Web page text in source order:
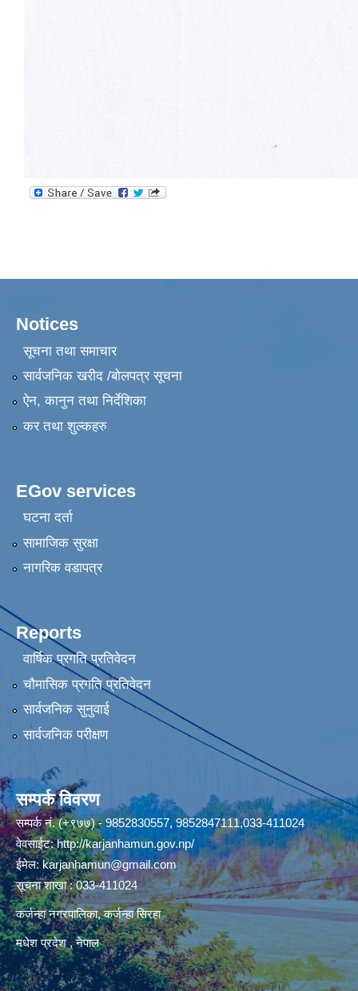
Notices
सूचना तथा समाचार
सार्वजनिक खरीद /बोलपत्र सूचना
ऐन, कानुन तथा निर्देशिका
कर तथा शुल्कहरु
EGov services
घटना दर्ता
सामाजिक सुरक्षा
नागरिक वडापत्र
Reports
वार्षिक प्रगति प्रतिवेदन
चौमासिक प्रगति प्रतिवेदन
सार्वजनिक सुनुवाई
सार्वजनिक परीक्षण
सम्पर्क विवरण
सम्पर्क नं. (+९७७) - 9852830557, 9852847111,033-411024
वेवसाईट:http://karjanhamun.gov.np/
ईमेल:karjanhamun@gmail.com
सूचना शाखा : 033-411024
कर्जन्हा नगरपालिका, कर्जन्हा सिरहा
मधेश प्रदेश , नेपाल